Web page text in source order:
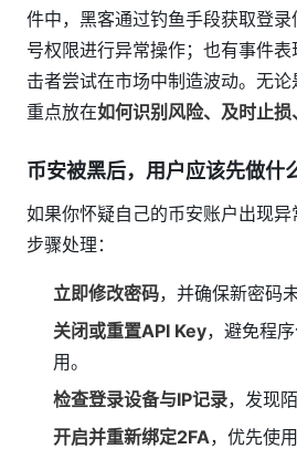
件中，黑客通过钓鱼手段获取登
号权限进行异常操作；也有事件
击者尝试在市场中制造波动。无
重点放在如何识别风险、及时止损
币安被黑后，用户应该先做什
如果你怀疑自己的币安账户出现
步骤处理：
立即修改密码，并确保新密码
关闭或重置API Key，避免程
用。
检查登录设备与IP记录，发现
开启并重新绑定2FA，优先使